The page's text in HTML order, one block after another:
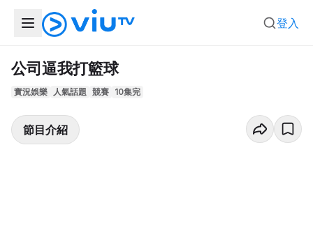
登入
公司逼我打籃球
實況娛樂 人氣話題 競賽 10集完
節目介紹